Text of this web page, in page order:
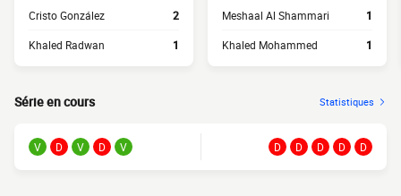
Cristo González 2
Khaled Radwan 1
Meshaal Al Shammari 1
Khaled Mohammed 1
Série en cours Statistiques
V D V D V D D D D D